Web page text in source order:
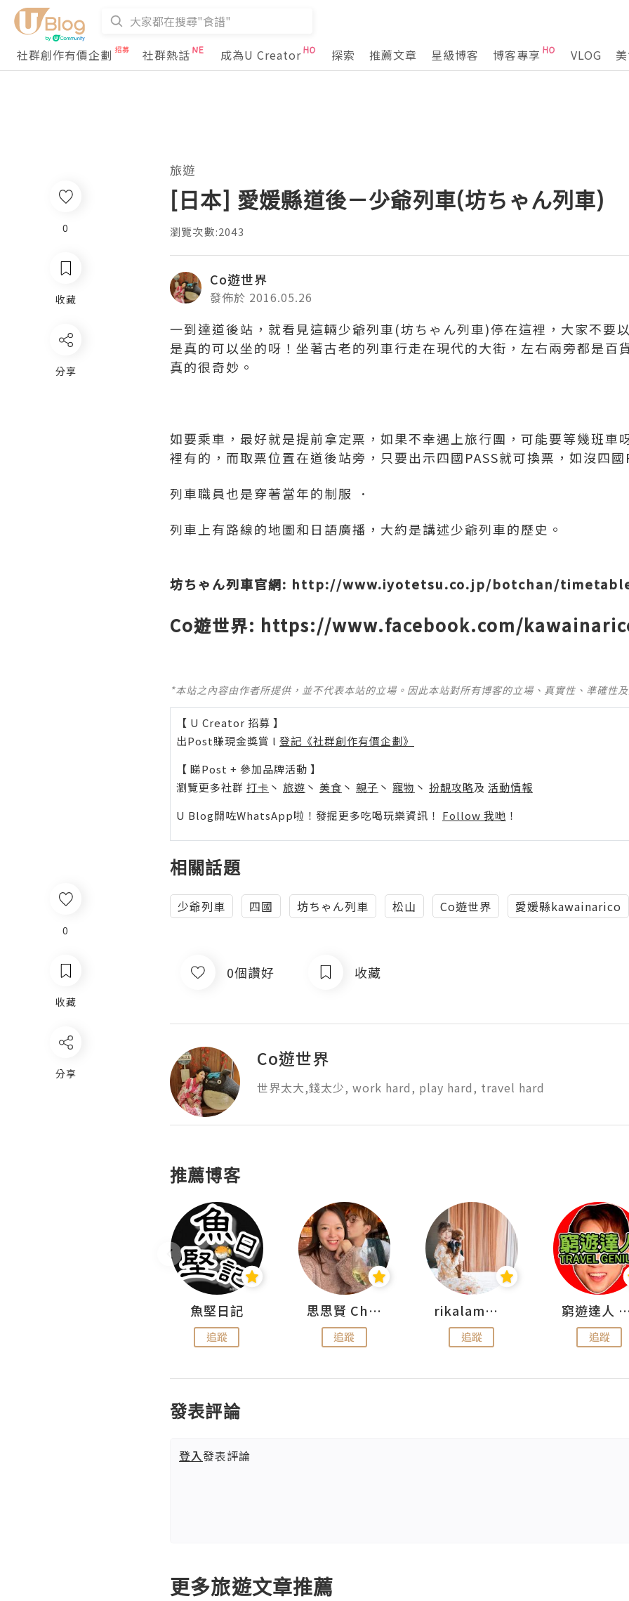
社群創作有價企劃 社群熱話 成為U Creator 探索 推薦文章 星級博客 博客專享 VLOG
0
收藏
分享
旅遊
[日本] 愛媛縣道後－少爺列車(坊ちゃん列車)
瀏覽次數:2043
Co遊世界
發佈於 2016.05.26
一到達道後站，就看見這輛少爺列車(坊ちゃん列車)停在這裡，大家不要
是真的可以坐的呀！坐著古老的列車行走在現代的大街，左右兩旁都是百
真的很奇妙。
如要乘車，最好就是提前拿定票，如果不幸遇上旅行團，可能要等幾班車
裡有的，而取票位置在道後站旁，只要出示四國PASS就可換票，如沒四
列車職員也是穿著當年的制服 ．
列車上有路線的地圖和日語廣播，大約是講述少爺列車的歷史。
坊ちゃん列車官網: http://www.iyotetsu.co.jp/botchan/
Co遊世界: https://www.facebook.com/
*本站之內容由作者所提供，並不代表本站的立場。因此本站對所有博客的立場、真實性、準確性
【 U Creator 招募 】
出Post賺現金獎賞 l 登記《社群創作有價企劃》
【 睇Post + 參加品牌活動 】
瀏覽更多社群 打卡 丶 旅遊 丶 美食 丶 親子 丶 寵物 丶 扮靚攻略及 活動情報
U Blog開咗WhatsApp啦！發掘更多吃喝玩樂資訊！ Follow 我哋 ！
相關話題
少爺列車 四國 坊ちゃん列車 松山 Co遊世界 愛媛縣kawainarico
0個讚好 收藏
Co遊世界
世界太大,錢太少, work hard, play hard, travel hard
推薦博客
魚堅日記
追蹤
思思賢 ChillMyBabe
追蹤
rikalammm
追蹤
窮遊達人
追蹤
發表評論
登入發表評論
更多旅遊文章推薦
0
收藏
分享